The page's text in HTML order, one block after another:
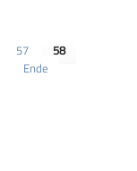
57
58
Ende